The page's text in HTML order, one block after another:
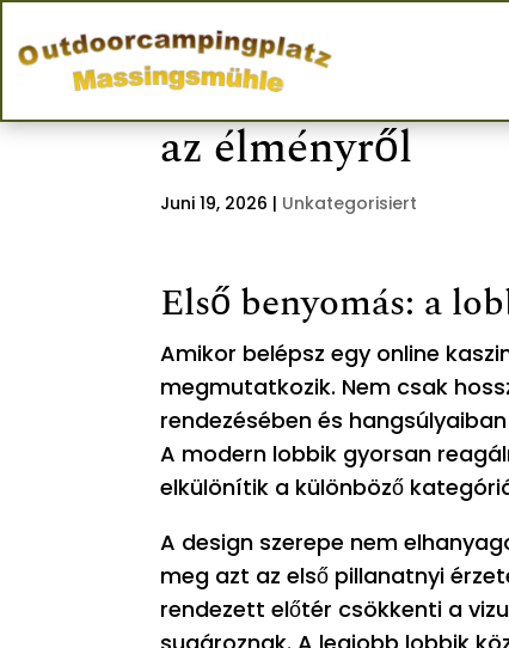
A digitális
az élményről
Juni 19, 2026 | Unkategorisiert
Első benyomás: a
Amikor belépsz egy online
megmutatkozik. Nem csak
rendezésében és
A modern lobbik gyorsan
elkülönítik a különböző
A design szerepe nem
meg azt az első pillanatnyi
rendezett előtér csökkenti a